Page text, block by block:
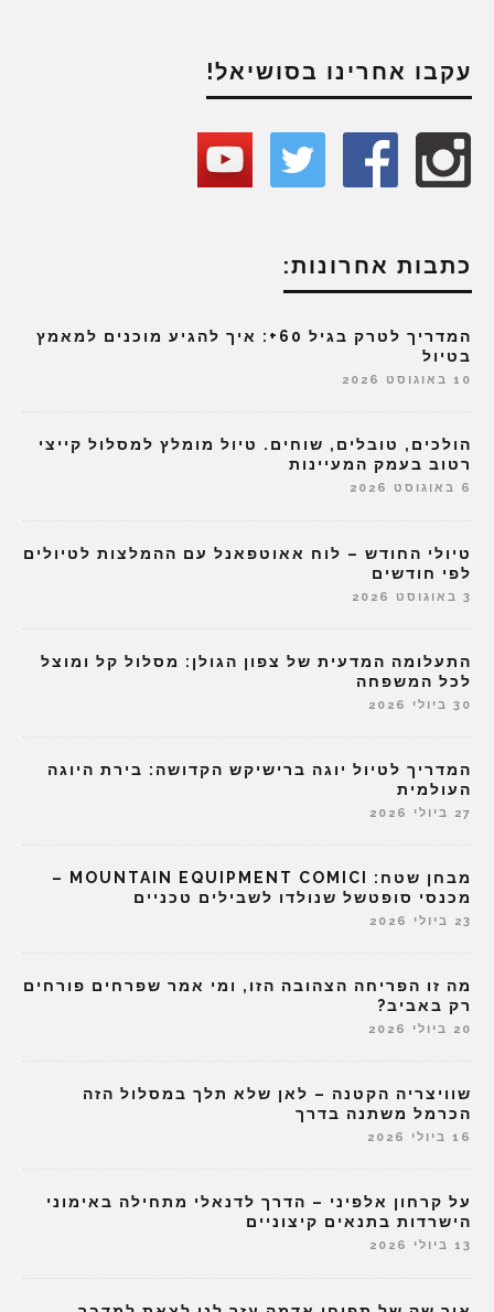
עקבו אחרינו בסושיאל!
כתבות אחרונות:
המדריך לטרק בגיל 60+: איך להגיע מוכנים למאמץ
בטיול
10 באוגוסט 2026
הולכים, טובלים, שוחים. טיול מומלץ למסלול קייצי
רטוב בעמק המעיינות
6 באוגוסט 2026
טיולי החודש – לוח אאוטפאנל עם ההמלצות לטיולים
לפי חודשים
3 באוגוסט 2026
התעלומה המדעית של צפון הגולן: מסלול קל ומוצל
לכל המשפחה
30 ביולי 2026
המדריך לטיול יוגה ברישיקש הקדושה: בירת היוגה
העולמית
27 ביולי 2026
מבחן שטח: MOUNTAIN EQUIPMENT COMICI –
מכנסי סופטשל שנולדו לשבילים טכניים
23 ביולי 2026
מה זו הפריחה הצהובה הזו, ומי אמר שפרחים פורחים
רק באביב?
20 ביולי 2026
שוויצריה הקטנה – לאן שלא תלך במסלול הזה
הכרמל משתנה בדרך
16 ביולי 2026
על קרחון אלפיני – הדרך לדנאלי מתחילה באימוני
הישרדות בתנאים קיצוניים
13 ביולי 2026